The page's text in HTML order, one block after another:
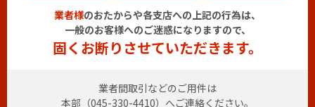
業者様のおたからや各支店への上記の行為は、
一般のお客様へのご迷惑になりますので、
固くお断りさせていただきます。
業者間取引などのご用件は
本部（045-330-4410）へご連絡ください。